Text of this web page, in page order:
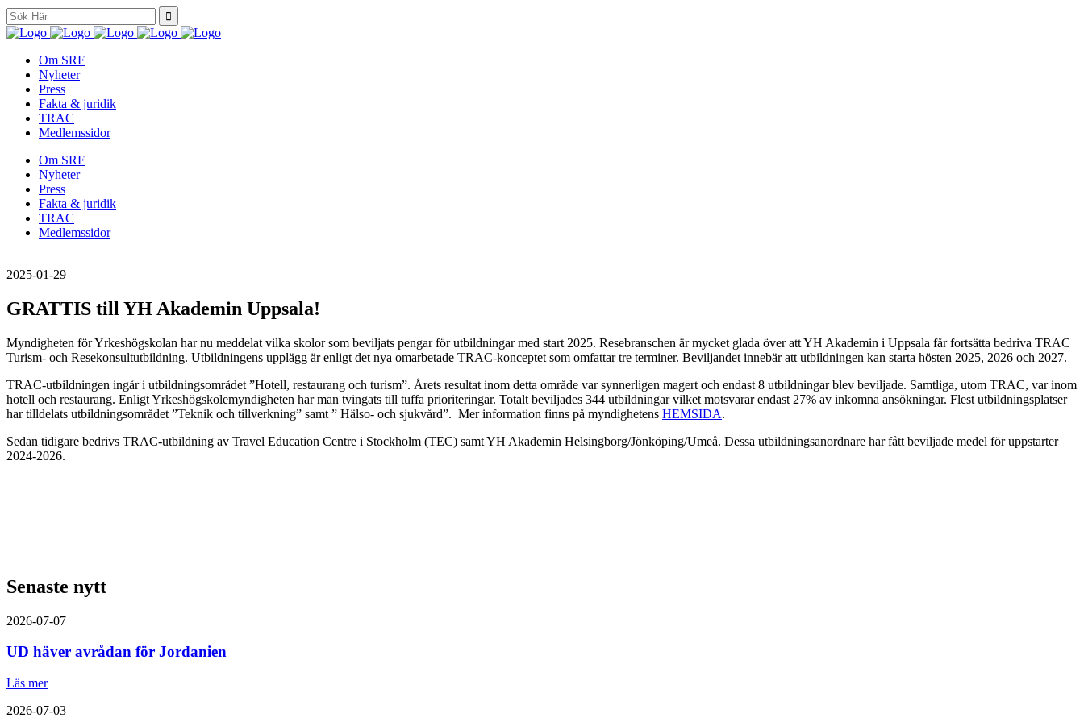
Search
for:
Om SRF
Nyheter
Press
Fakta & juridik
TRAC
Medlemssidor
Om SRF
Nyheter
Press
Fakta & juridik
TRAC
Medlemssidor
2025-01-29
GRATTIS till YH Akademin Uppsala!
Myndigheten för Yrkeshögskolan har nu meddelat vilka skolor som beviljats pengar för utbildningar med start 2025. Resebranschen är mycket glada över att YH Akademin i Uppsala får fortsätta bedriva TRAC
Turism- och Resekonsultutbildning. Utbildningens upplägg är enligt det nya omarbetade TRAC-konceptet som omfattar tre terminer. Beviljandet innebär att utbildningen kan starta hösten 2025, 2026 och 2027.
TRAC-utbildningen ingår i utbildningsområdet ”Hotell, restaurang och turism”. Årets resultat inom detta område var synnerligen magert och endast 8 utbildningar blev beviljade. Samtliga, utom TRAC, var inom
hotell och restaurang. Enligt Yrkeshögskolemyndigheten har man tvingats till tuffa prioriteringar. Totalt beviljades 344 utbildningar vilket motsvarar endast 27% av inkomna ansökningar. Flest utbildningsplatser
har tilldelats utbildningsområdet ”Teknik och tillverkning” samt ” Hälso- och sjukvård”. Mer information finns på myndighetens HEMSIDA.
Sedan tidigare bedrivs TRAC-utbildning av Travel Education Centre i Stockholm (TEC) samt YH Akademin Helsingborg/Jönköping/Umeå. Dessa utbildningsanordnare har fått beviljade medel för uppstarter
2024-2026.
Senaste nytt
2026-07-07
UD häver avrådan för Jordanien
Läs mer
2026-07-03